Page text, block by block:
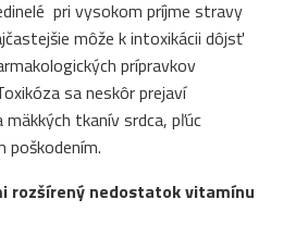
pri vysokom príjme stravy
môže k intoxikácii dôjsť
prípravkov
sa neskôr prejaví
tkanív srdca, pľúc
poškodením.
rozšírený nedostatok vitamínu